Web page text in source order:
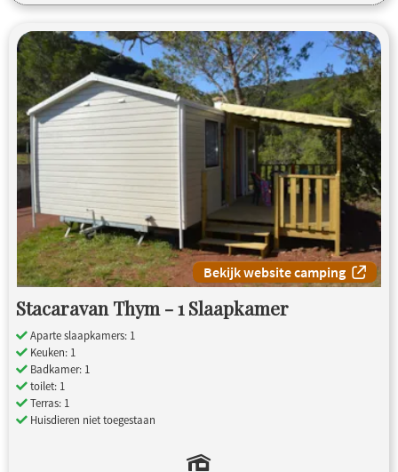
Bekijk website camping
Stacaravan Thym - 1 Slaapkamer
Aparte slaapkamers: 1
Keuken: 1
Badkamer: 1
toilet: 1
Terras: 1
Huisdieren niet toegestaan